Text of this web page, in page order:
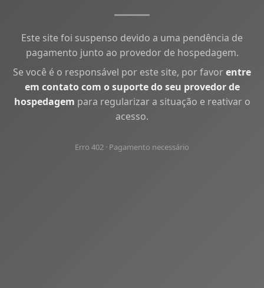
Este site foi suspenso devido a uma pendência de
pagamento junto ao provedor de hospedagem.
Se você é o responsável por este site, por favorentre
em contato com o suporte do seu provedor de
hospedagem para regularizar a situação e reativar o
acesso.
Erro 402 · Pagamento necessário